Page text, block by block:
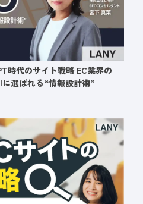
時代のサイト戦略 EC業界の
選ばれる“情報設計術”